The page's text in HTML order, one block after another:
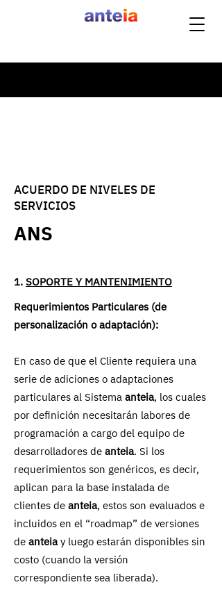
ACUERDO DE NIVELES DE
SERVICIOS
ANS
1. SOPORTE Y MANTENIMIENTO
Requerimientos Particulares (de
personalización o adaptación):
En caso de que el Cliente requiera una
serie de adiciones o adaptaciones
particulares al Sistema anteia, los cuales
por definición necesitarán labores de
programación a cargo del equipo de
desarrolladores de anteia. Si los
requerimientos son genéricos, es decir,
aplican para la base instalada de
clientes de anteia, estos son evaluados e
incluidos en el “roadmap” de versiones
de anteiay luego estarán disponibles sin
costo (cuando la versión
correspondiente sea liberada).